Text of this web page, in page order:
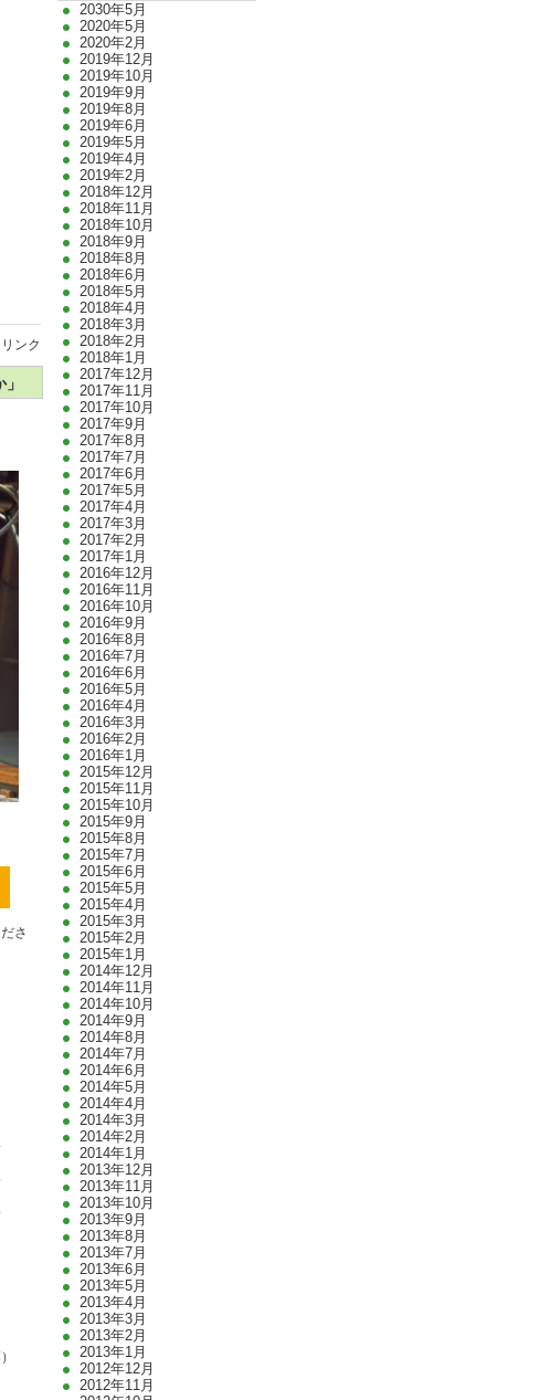
2030年5月
2020年5月
2020年2月
2019年12月
2019年10月
2019年9月
2019年8月
2019年6月
2019年5月
2019年4月
2019年2月
2018年12月
2018年11月
2018年10月
2018年9月
2018年8月
2018年6月
2018年5月
2018年4月
2018年3月
2018年2月
2018年1月
2017年12月
2017年11月
2017年10月
2017年9月
2017年8月
2017年7月
2017年6月
2017年5月
2017年4月
2017年3月
2017年2月
2017年1月
2016年12月
2016年11月
2016年10月
2016年9月
2016年8月
2016年7月
2016年6月
2016年5月
2016年4月
2016年3月
2016年2月
2016年1月
2015年12月
2015年11月
2015年10月
2015年9月
2015年8月
2015年7月
2015年6月
2015年5月
2015年4月
2015年3月
2015年2月
2015年1月
2014年12月
2014年11月
2014年10月
2014年9月
2014年8月
2014年7月
2014年6月
2014年5月
2014年4月
2014年3月
2014年2月
2014年1月
2013年12月
2013年11月
2013年10月
2013年9月
2013年8月
2013年7月
2013年6月
2013年5月
2013年4月
2013年3月
2013年2月
2013年1月
2012年12月
2012年11月
リンク
さ